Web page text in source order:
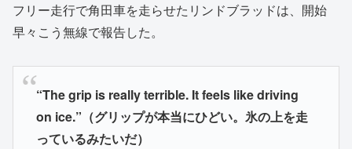
フリー走行で角田車を走らせたリンドブラッドは、開始
早々こう無線で報告した。
“The grip is really terrible. It feels like driving
on ice.”（グリップが本当にひどい。氷の上を走
っているみたいだ）